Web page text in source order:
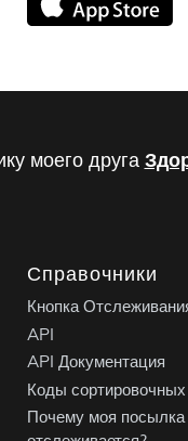
моего друга
Справочники
Кнопка
API
API Документация
Коды
Почему моя посылка